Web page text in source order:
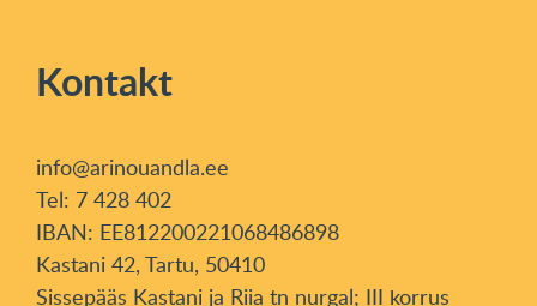
Kontakt
info@arinouandla.ee
Tel: 7 428 402
IBAN: EE812200221068486898
Kastani 42, Tartu, 50410
Sissepääs Kastani ja Riia tn nurgal; III korrus